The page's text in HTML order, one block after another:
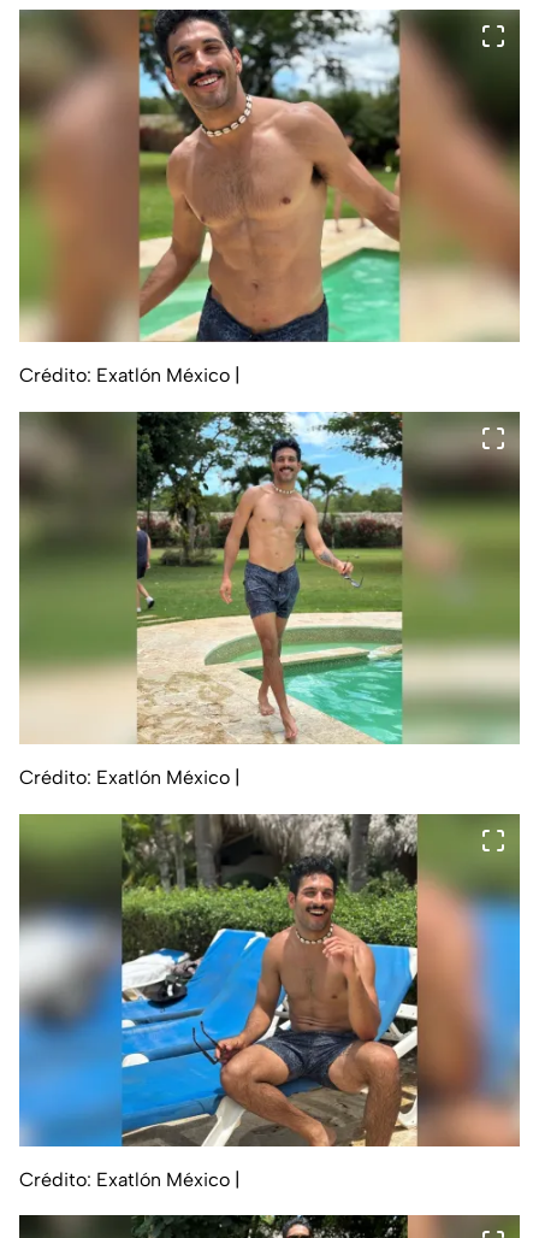
Crédito: Exatlón México
Crédito: Exatlón México |
Crédito: Exatlón México |